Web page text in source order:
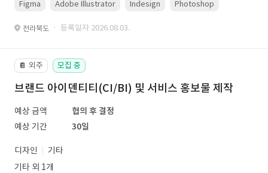
Figma Adobe Illustrator Indesign Photoshop
전라북도 · 등록일자 2026.08.03.
📔 외주 모집 중
브랜드 아이덴티티(CI/BI) 및 서비스 홍보물 제작
예상 금액
협의 후 결정
예상 기간
30일
디자인
기타
기타 외 1개